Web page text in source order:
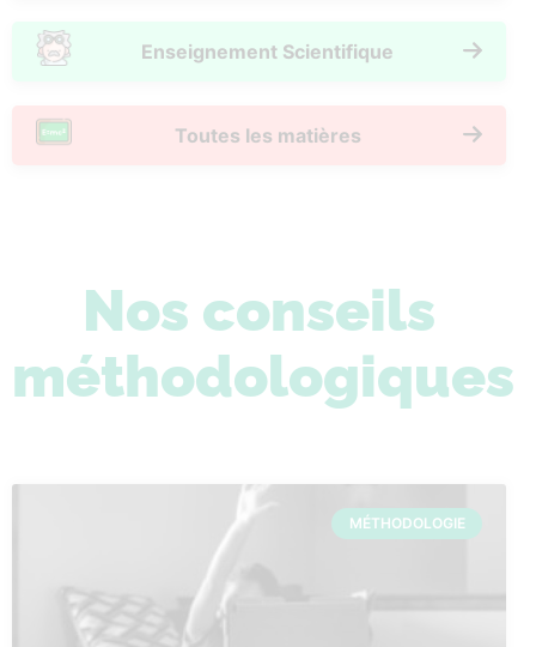
Enseignement Scientifique
Toutes les matières
Nos conseils
méthodologiques
MÉTHODOLOGIE